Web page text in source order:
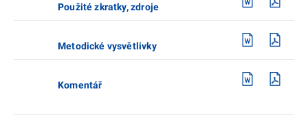
Použité zkratky, zdroje
Metodické vysvětlivky
Komentář